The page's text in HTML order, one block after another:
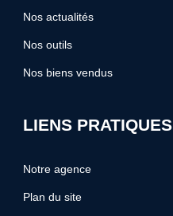
Nos actualités
Nos outils
Nos biens vendus
LIENS PRATIQUES
Notre agence
Plan du site